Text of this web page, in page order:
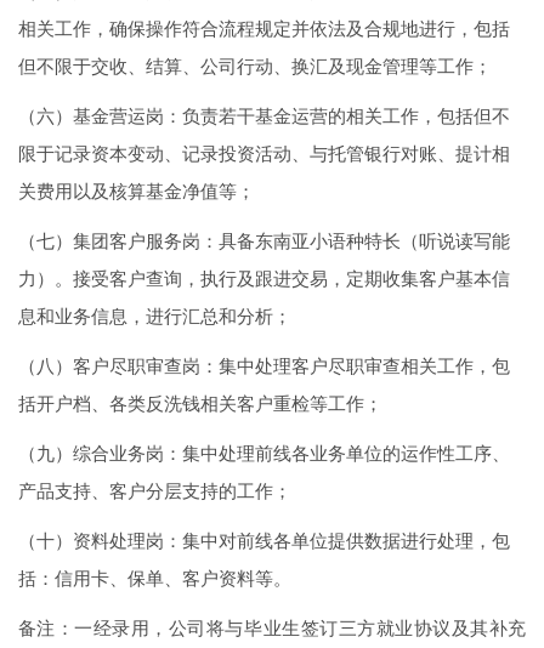
相关工作，确保操作符合流程规定并依法及合规地进行，包括
但不限于交收、结算、公司行动、换汇及现金管理等工作；
（六）基金营运岗：负责若干基金运营的相关工作，包括但不
限于记录资本变动、记录投资活动、与托管银行对账、提计相
关费用以及核算基金净值等；
（七）集团客户服务岗：具备东南亚小语种特长（听说读写能
力）。接受客户查询，执行及跟进交易，定期收集客户基本信
息和业务信息，进行汇总和分析；
（八）客户尽职审查岗：集中处理客户尽职审查相关工作，包
括开户档、各类反洗钱相关客户重检等工作；
（九）综合业务岗：集中处理前线各业务单位的运作性工序、
产品支持、客户分层支持的工作；
（十）资料处理岗：集中对前线各单位提供数据进行处理，包
括：信用卡、保单、客户资料等。
备注：一经录用，公司将与毕业生签订三方就业协议及其补充